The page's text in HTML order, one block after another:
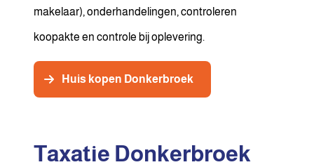
makelaar), onderhandelingen, controleren
koopakte en controle bij oplevering.
Huis kopen Donkerbroek
Taxatie Donkerbroek